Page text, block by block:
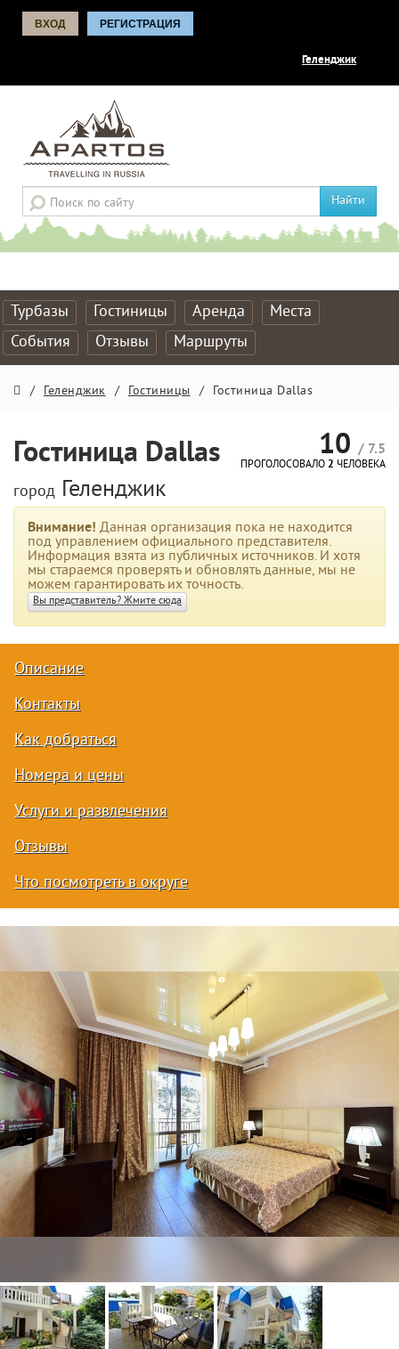
ВХОД РЕГИСТРАЦИЯ
Геленджик
Найти
Турбазы Гостиницы Аренда
Места
События
Отзывы Маршруты
/ Геленджик / Гостиницы / Гостиница Dallas
Гостиница Dallas
город Геленджик
10 / 7.5
ПРОГОЛОСОВАЛО 2 ЧЕЛОВЕКА
Внимание! Данная организация пока не находится
под управлением официального представителя.
Информация взята из публичных источников. И хотя
мы стараемся проверять и обновлять данные, мы не
можем гарантировать их точность.
Вы представитель? Жмите сюда
Описание
Контакты
Как добраться
Номера и цены
Услуги и развлечения
Отзывы
Что посмотреть в округе